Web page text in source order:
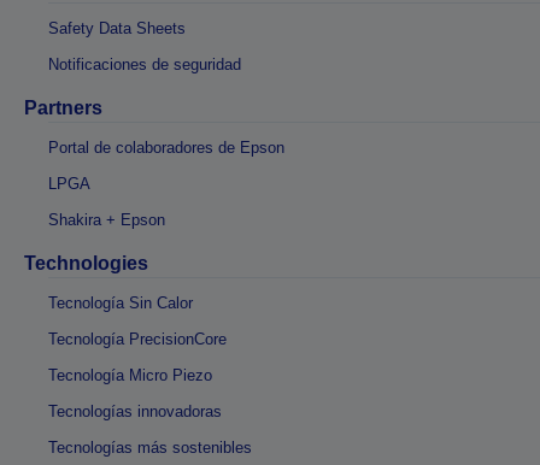
Safety Data Sheets
Notificaciones de seguridad
Partners
Portal de colaboradores de Epson
LPGA
Shakira + Epson
Technologies
Tecnología Sin Calor
Tecnología PrecisionCore
Tecnología Micro Piezo
Tecnologías innovadoras
Tecnologías más sostenibles